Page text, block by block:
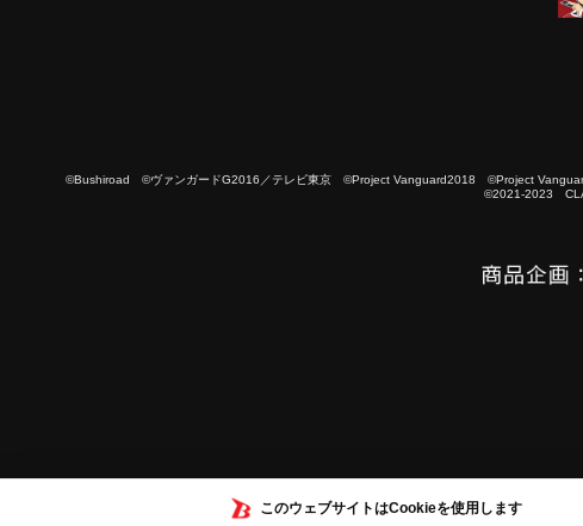
このウェブサイトはCookieを使用します
©Bushiroad ©ヴァンガードG2016／テレビ東京 ©Project Vanguard2018 ©Project
©2021-2023